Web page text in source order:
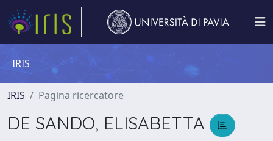
IRIS
IRIS Pagina ricercatore
DE SANDO, ELISABETTA